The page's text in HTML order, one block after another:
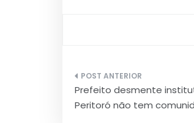
Navegação
de
Prefeito desmente
Peritoró não tem